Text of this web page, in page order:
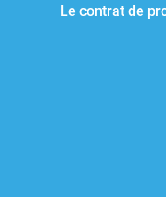
Le contrat de